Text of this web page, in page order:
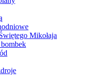
Mikołaja